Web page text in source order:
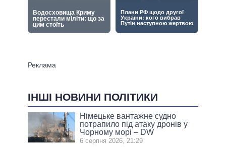
ІНШІ НОВИНИ ПОЛІТИКИ
Німецьке вантажне судно
потрапило під атаку дронів у
Чорному морі – DW
6 серпня 2026, 21:29